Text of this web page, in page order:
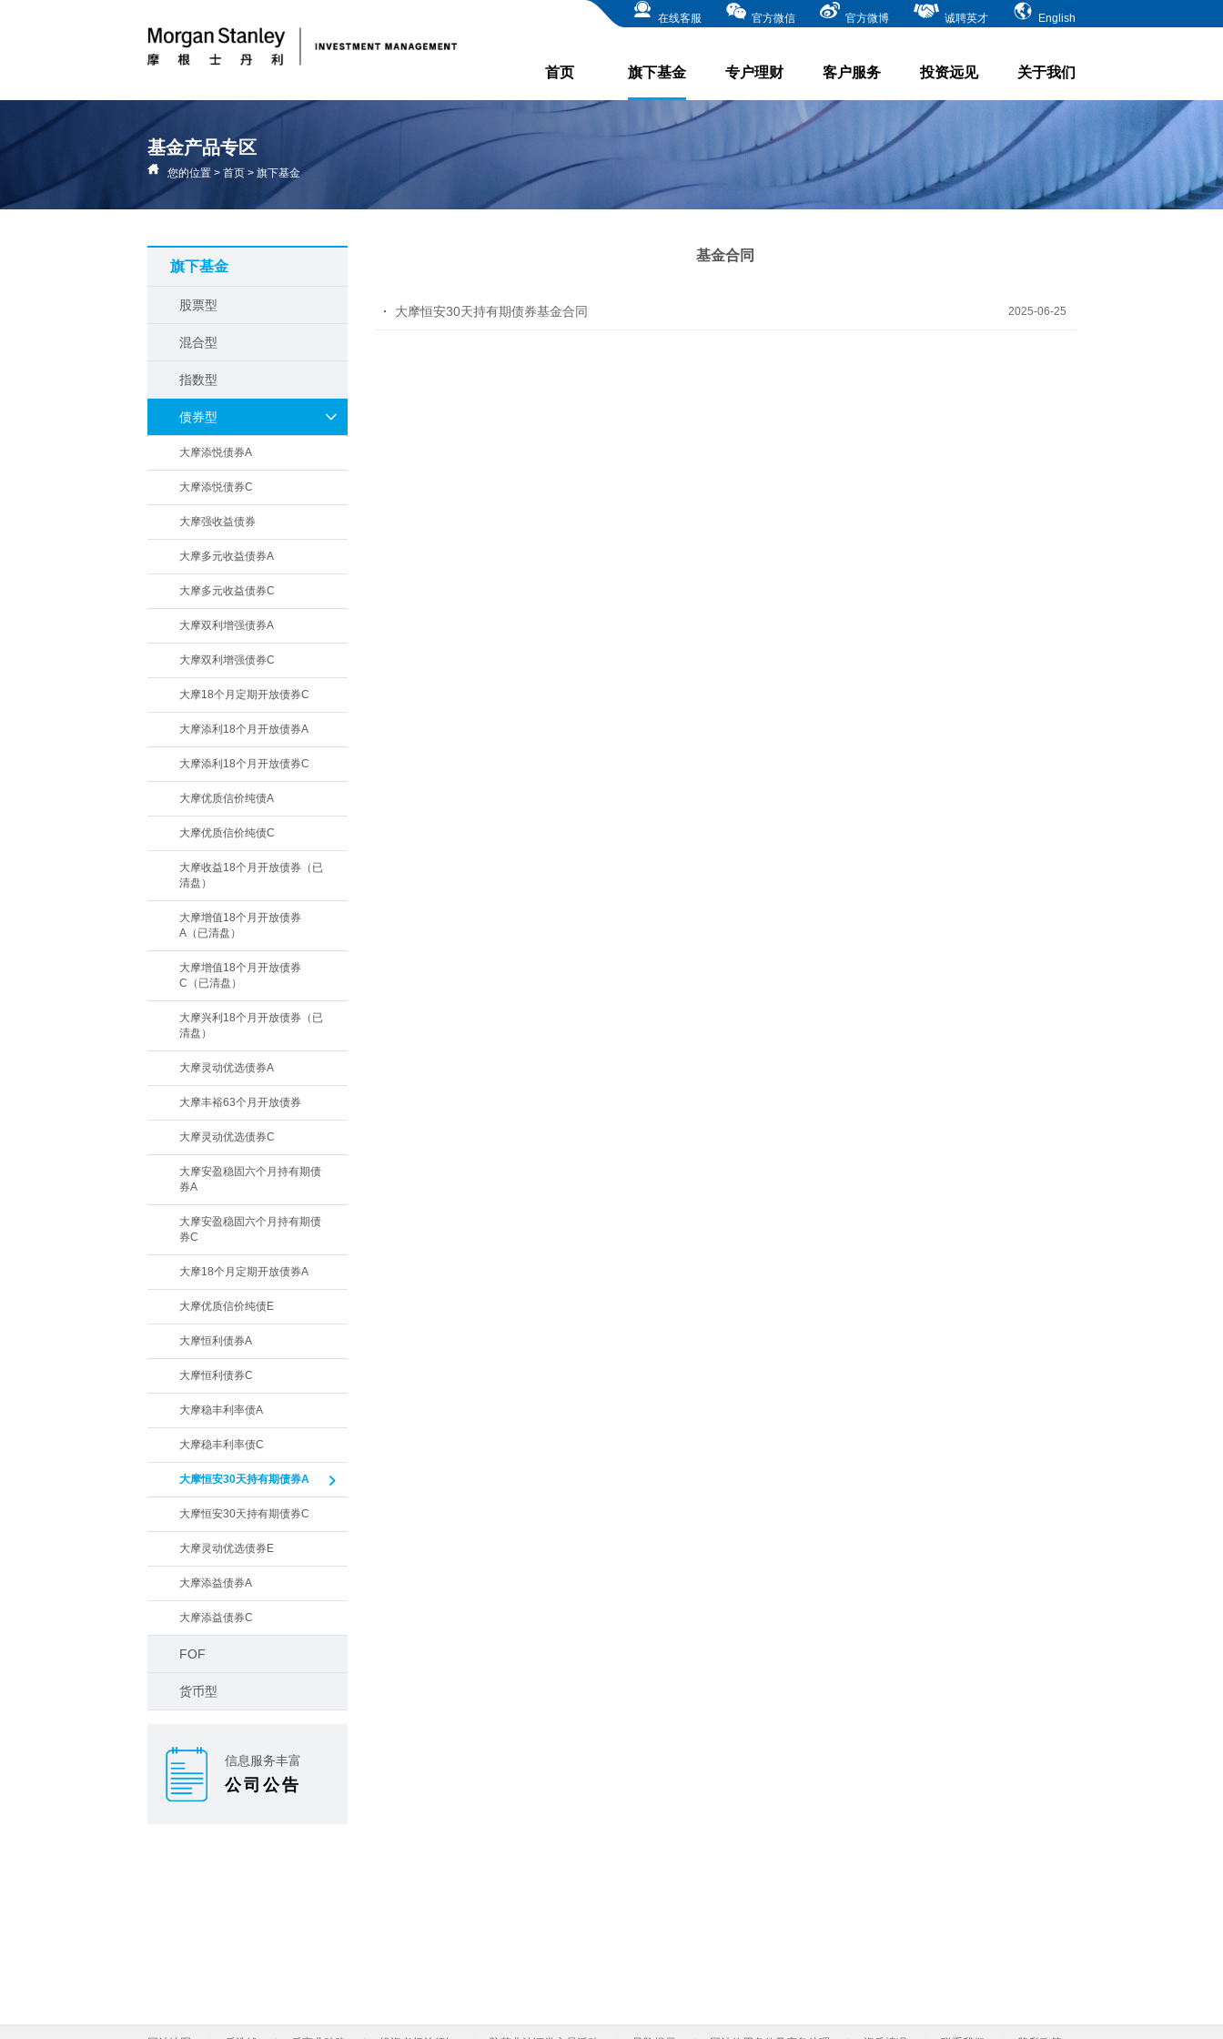
在线客服 官方微信 官方微博 诚聘英才 English
首页 旗下基金 专户理财 客户服务 投资远见 关于我们
基金产品专区
您的位置 > 首页 > 旗下基金
旗下基金
股票型
混合型
指数型
债券型
大摩添悦债券A
大摩添悦债券C
大摩强收益债券
大摩多元收益债券A
大摩多元收益债券C
大摩双利增强债券A
大摩双利增强债券C
大摩18个月定期开放债券C
大摩添利18个月开放债券A
大摩添利18个月开放债券C
大摩优质信价纯债A
大摩优质信价纯债C
大摩收益18个月开放债券（已
清盘）
大摩增值18个月开放债券
A（已清盘）
大摩增值18个月开放债券
C（已清盘）
大摩兴利18个月开放债券（已
清盘）
大摩灵动优选债券A
大摩丰裕63个月开放债券
大摩灵动优选债券C
大摩安盈稳固六个月持有期债
券A
大摩安盈稳固六个月持有期债
券C
大摩18个月定期开放债券A
大摩优质信价纯债E
大摩恒利债券A
大摩恒利债券C
大摩稳丰利率债A
大摩稳丰利率债C
大摩恒安30天持有期债券A
大摩恒安30天持有期债券C
大摩灵动优选债券E
大摩添益债券A
大摩添益债券C
FOF
货币型
信息服务丰富
公司公告
基金合同
大摩恒安30天持有期债券基金合同 2025-06-25